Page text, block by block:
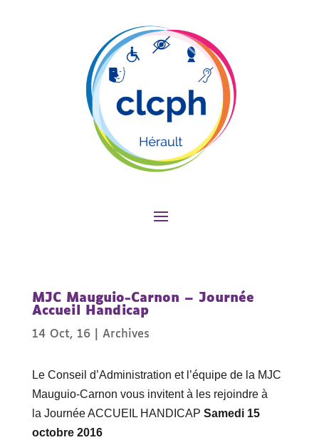
MJC Mauguio-Carnon – Journée
Accueil Handicap
14 Oct, 16| Archives
Le Conseil d’Administration et l’équipe de la MJC
Mauguio-Carnon vous invitent à les rejoindre à
la Journée ACCUEIL HANDICAP Samedi 15
octobre 2016